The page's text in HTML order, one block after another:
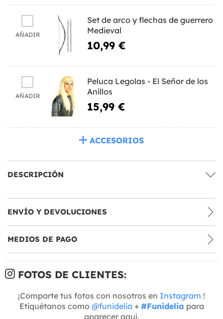
AÑADIR
Set de arco y flechas de guerrero
Medieval
10,99 €
AÑADIR
Peluca Legolas - El Señor de los
Anillos
15,99 €
ACCESORIOS
DESCRIPCIÓN
ENVÍO Y DEVOLUCIONES
MEDIOS DE PAGO
FOTOS DE CLIENTES:
¡Comparte tus fotos con nosotros en Instagram !
Etiquétanos como @funidelia + #Funidelia para
aparecer aquí.